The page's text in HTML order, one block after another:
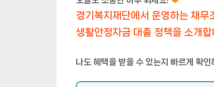
경기복지재단에서 운영하는 채
생활안정자금 대출 정책을 소개합
나도 혜택을 받을 수 있는지 빠르게 확인